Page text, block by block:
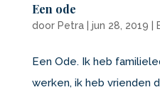
Een ode
door Petra| jun 28, 2019
Een Ode. Ik heb
werken, ik heb vrienden